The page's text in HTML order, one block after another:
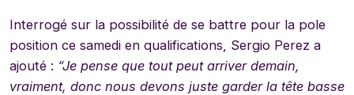
Interrogé sur la possibilité de se battre pour la pole
position ce samedi en qualifications, Sergio Perez a
ajouté : “Je pense que tout peut arriver demain,
vraiment, donc nous devons juste garder la tête basse